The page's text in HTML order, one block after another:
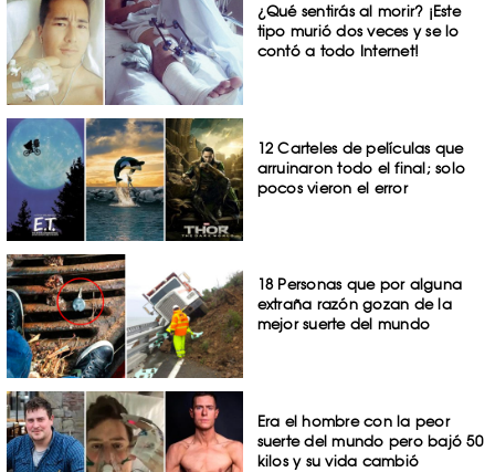
¿Qué sentirás al morir? ¡Este
tipo murió dos veces y se lo
contó a todo Internet!
12 Carteles de películas que
arruinaron todo el final; solo
pocos vieron el error
18 Personas que por alguna
extraña razón gozan de la
mejor suerte del mundo
Era el hombre con la peor
suerte del mundo pero bajó 50
kilos y su vida cambió